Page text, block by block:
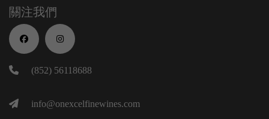
關注我們
(852) 56118688
info@onexcelfinewines.com